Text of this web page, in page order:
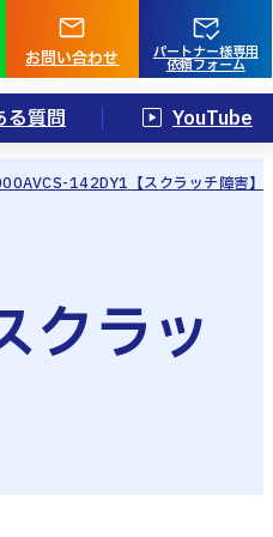
お問い合わせ パートナー様専用
依頼フォーム
る質問 YouTube
142DY1【スクラッチ障害】
クラッ